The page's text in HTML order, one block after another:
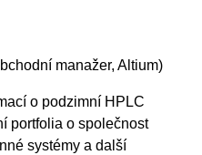
manažer, Altium)
o podzimní HPLC
portfolia o společnost
systémy a další